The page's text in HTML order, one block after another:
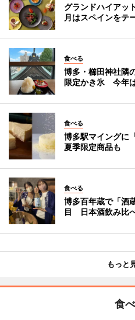
グランドハイア
月はスペインをテ
食べる
博多・櫛田神社隣
限定かき氷 今年
食べる
博多駅マイングに
夏季限定商品も
食べる
博多百年蔵で「酒
目 日本酒飲み比
もっと
食